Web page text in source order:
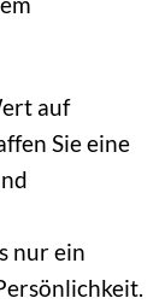
auf
Sie eine
nur ein